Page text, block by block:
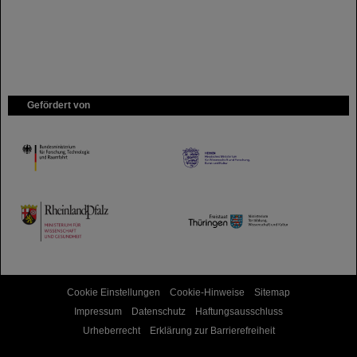
Gefördert von
HMWK
TMWWDG
Cookie Einstellungen Cookie-Hinweise
Sitemap
Impressum
Datenschutz
Haftungsausschluss
Urheberrecht
Erklärung zur Barrierefreiheit